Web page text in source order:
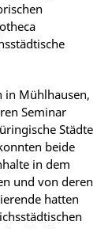
in Mühlhausen,
Seminar
Städte
beide
in dem
und von deren
hatten